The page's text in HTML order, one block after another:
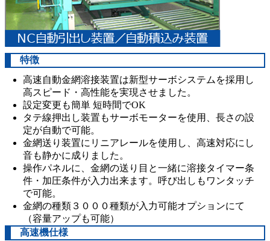
特徴
高速自動金網溶接装置は新型サーボシステムを採用し
高スピード・高性能を実現させました。
設定変更も簡単 短時間でOK
タテ線押出し装置もサーボモーターを使用、長さの設
定が自動で可能。
金網送り装置にリニアレールを使用し、高速対応にし
音も静かに成りました。
操作パネルに、金網の送り目と一緒に溶接タイマー条
件・加圧条件が入力出来ます。呼び出しもワンタッチ
で可能。
金網の種類３０００種類が入力可能オプションにて
（容量アップも可能）
高速機仕様